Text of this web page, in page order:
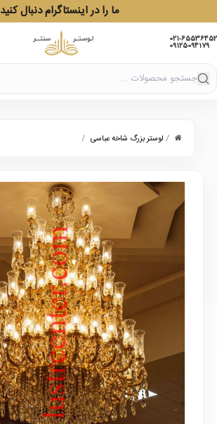
ما را در اینستاگرام دنبال کنید
021-65536452
09125094179
/ لوستر بزرگ شاخه عباسی /